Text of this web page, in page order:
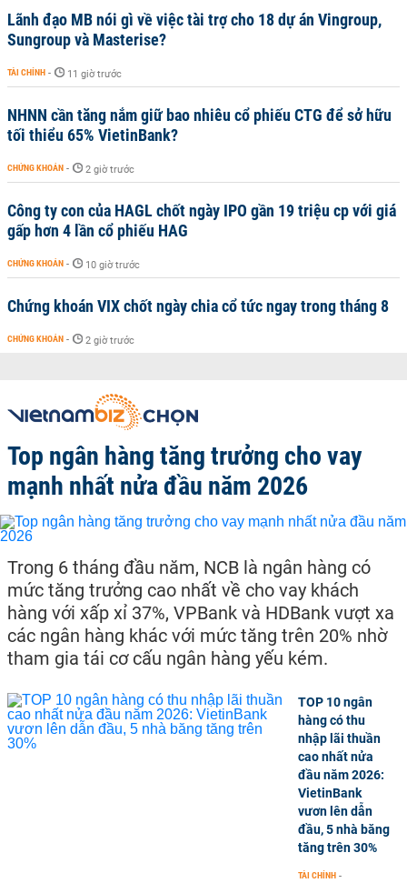
Lãnh đạo MB nói gì về việc tài trợ cho 18 dự án Vingroup,
Sungroup và Masterise?
TÀI CHÍNH - 11 giờ trước
NHNN cần tăng nắm giữ bao nhiêu cổ phiếu CTG để sở hữu
tối thiểu 65% VietinBank?
CHỨNG KHOÁN - 2 giờ trước
Công ty con của HAGL chốt ngày IPO gần 19 triệu cp với giá
gấp hơn 4 lần cổ phiếu HAG
CHỨNG KHOÁN - 10 giờ trước
Chứng khoán VIX chốt ngày chia cổ tức ngay trong tháng 8
CHỨNG KHOÁN - 2 giờ trước
Top ngân hàng tăng trưởng cho vay
mạnh nhất nửa đầu năm 2026
Trong 6 tháng đầu năm, NCB là ngân hàng có
mức tăng trưởng cao nhất về cho vay khách
hàng với xấp xỉ 37%, VPBank và HDBank vượt xa
các ngân hàng khác với mức tăng trên 20% nhờ
tham gia tái cơ cấu ngân hàng yếu kém.
TOP 10 ngân
hàng có thu
nhập lãi thuần
cao nhất nửa
đầu năm 2026:
VietinBank
vươn lên dẫn
đầu, 5 nhà băng
tăng trên 30%
TÀI CHÍNH -